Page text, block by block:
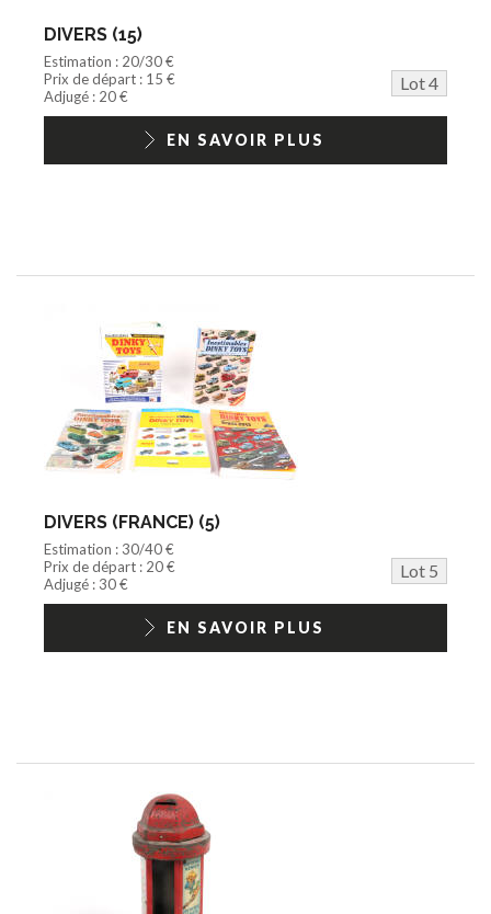
DIVERS (15)
Estimation : 20/30 €
Prix de départ : 15 €
Lot 4
Adjugé : 20 €
EN SAVOIR PLUS
DIVERS (FRANCE) (5)
Estimation : 30/40 €
Prix de départ : 20 €
Lot 5
Adjugé : 30 €
EN SAVOIR PLUS